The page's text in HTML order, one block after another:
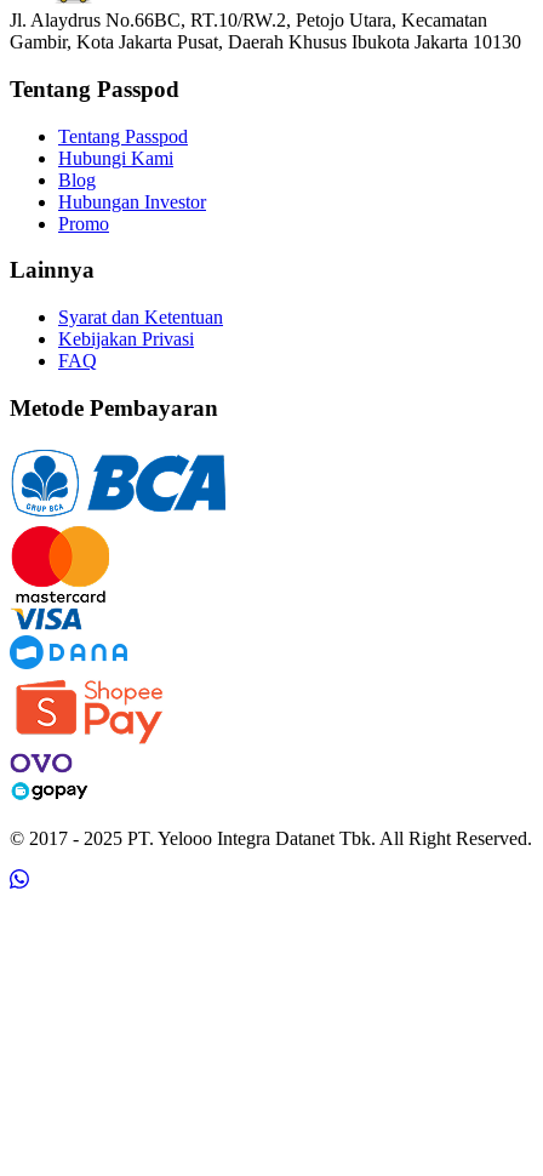
Jl. Alaydrus No.66BC, RT.10/RW.2, Petojo Utara, Kecamatan
Gambir, Kota Jakarta Pusat, Daerah Khusus Ibukota Jakarta 10130
Tentang Passpod
Tentang Passpod
Hubungi Kami
Blog
Hubungan Investor
Promo
Lainnya
Syarat dan Ketentuan
Kebijakan Privasi
FAQ
Metode Pembayaran
© 2017 - 2025 PT. Yelooo Integra Datanet Tbk. All Right Reserved.